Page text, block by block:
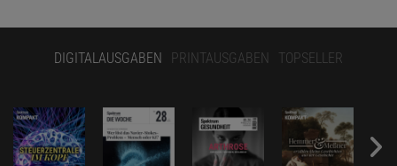
DIGITALAUSGABEN PRINTAUSGABEN TOPSELLER